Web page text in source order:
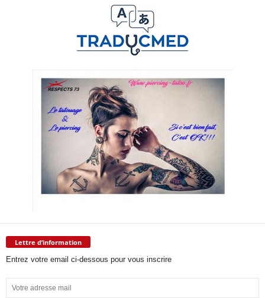
Lettre d’information
Entrez votre email ci-dessous pour vous inscrire